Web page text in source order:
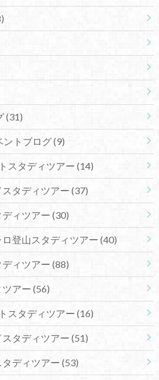
(31)
ントブログ(9)
スタディツアー (14)
タディツアー (37)
ィツアー (30)
登山スタディツアー (40)
ィツアー (88)
アー (56)
スタディツアー (16)
タディツアー (51)
ディツアー (53)